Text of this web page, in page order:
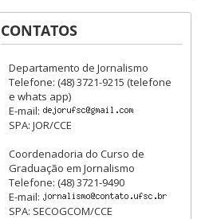
CONTATOS
Departamento de Jornalismo
Telefone: (48) 3721-9215 (telefone
e whats app)
E-mail:
SPA: JOR/CCE
Coordenadoria do Curso de
Graduação em Jornalismo
Telefone: (48) 3721-9490
E-mail:
SPA: SECOGCOM/CCE